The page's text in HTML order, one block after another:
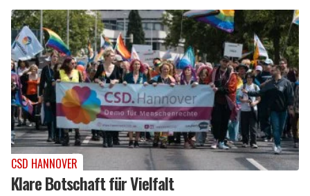
CSD HANNOVER
Klare Botschaft für Vielfalt